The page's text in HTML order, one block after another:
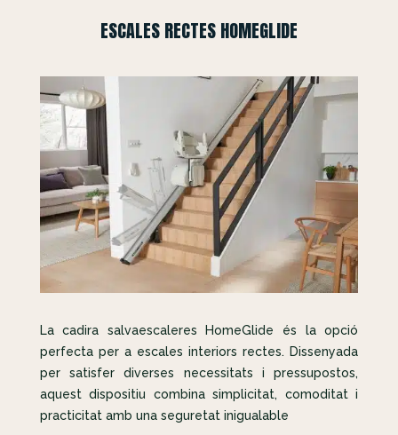
ESCALES RECTES HOMEGLIDE
La cadira salvaescaleres HomeGlide és la opció
perfecta per a escales interiors rectes. Dissenyada
per satisfer diverses necessitats i pressupostos,
aquest dispositiu combina simplicitat, comoditat i
practicitat amb una seguretat inigualable